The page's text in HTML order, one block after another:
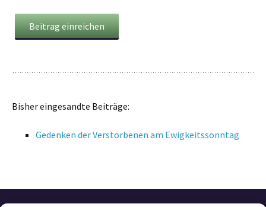
Bisher eingesandte Beiträge:
Gedenken der Verstorbenen am Ewigkeitssonntag